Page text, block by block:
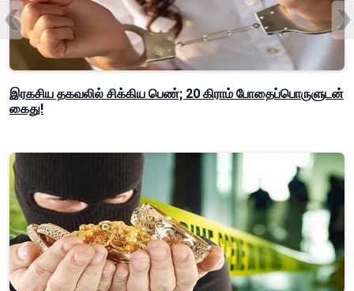
இரகசிய தகவலில் சிக்கிய பெண்; 20 கிராம் போதைப்பொருளுடன்
கைது!